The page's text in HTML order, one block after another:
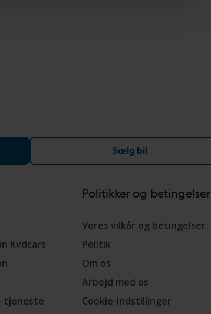
Sælg bil
Kvdcars
tjeneste
Politikker og betingelser
Vores vilkår og betingelser
Politik
Om os
Arbejd med os
Cookie-indstillinger